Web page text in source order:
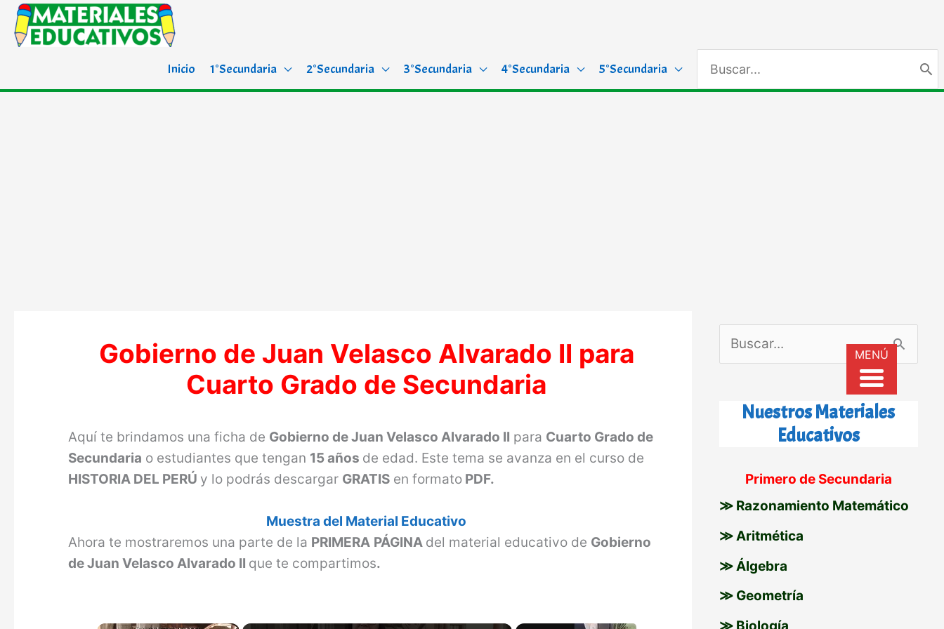
Inicio 1°Secundaria 2°Secundaria 3°Secundaria 4°Secundaria 5°Secundaria
for:
Gobierno de Juan Velasco Alvarado II para
Cuarto Grado de Secundaria
Aquí te brindamos una ficha de Gobierno de Juan Velasco Alvarado II para Cuarto Grado de
Secundaria o estudiantes que tengan 15 años de edad. Este tema se avanza en el curso de
HISTORIA DEL PERÚ y lo podrás descargar GRATIS en formato PDF.
Muestra del Material Educativo
Ahora te mostraremos una parte de la PRIMERA PÁGINA del material educativo de Gobierno
de Juan Velasco Alvarado II que te compartimos.
u
Nuestros Materiales
Educativos
Primero de Secundaria
≫ Razonamiento Matemático
≫ Aritmética
≫ Álgebra
≫ Geometría
MENÚ